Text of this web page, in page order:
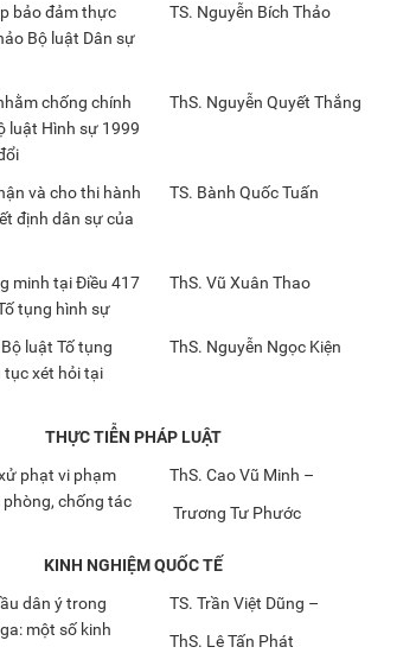
bảo đảm thực
Bộ luật Dân sự
TS. Nguyễn Bích Thảo
chống chính
luật Hình sự 1999
ThS. Nguyễn Quyết Thắng
và cho thi hành
định dân sự của
TS. Bành Quốc Tuấn
minh tại Điều 417
tụng hình sự
ThS. Vũ Xuân Thao
luật Tố tụng
tục xét hỏi tại
ThS. Nguyễn Ngọc Kiện
THỰC TIỄN PHÁP LUẬT
phạt vi phạm
chống tác
ThS. Cao Vũ Minh –
Trương Tư Phước
KINH NGHIỆM QUỐC TẾ
dân ý trong
một số kinh
TS. Trần Việt Dũng –
ThS. Lê Tấn Phát